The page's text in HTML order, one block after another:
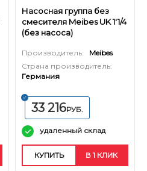
Насосная группа без
смесителя Meibes UK 1'1/4
(без насоса)
Производитель:
Meibes
Страна производитель:
Германия
33 216РУБ.
удаленный склад
КУПИТЬ В 1 КЛИК